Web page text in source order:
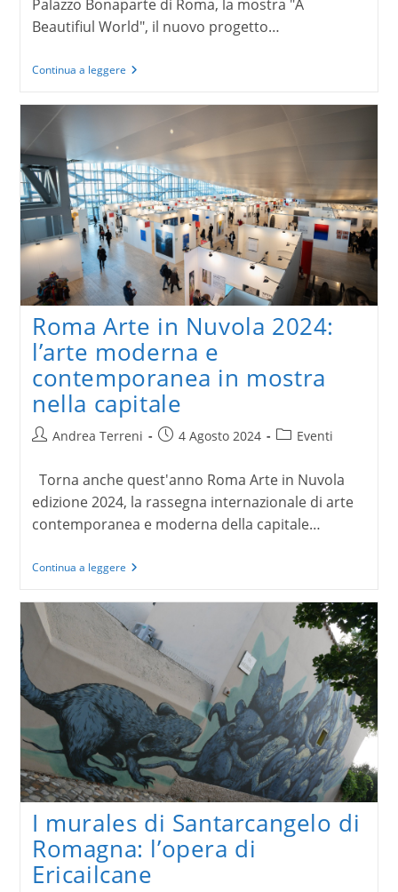
Palazzo Bonaparte di Roma, la mostra "A
Beautifiul World", il nuovo progetto…
Continua a leggereA
Roma Arte in Nuvola 2024:
l’arte moderna e
contemporanea in mostra
nella capitale
AutoreAndrea Terreni
Articolo4 Agosto 2024
Categoria
Eventi
Torna anche quest'anno Roma Arte in Nuvola
edizione 2024, la rassegna internazionale di arte
contemporanea e moderna della capitale…
Continua a leggereRoma
Nuvola
2024:
l’arte
moderna
contemporanea
in
mostra
nella
capitale
I murales di Santarcangelo di
Romagna: l’opera di
Ericailcane